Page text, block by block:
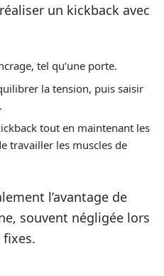
un kickback avec
tel qu’une porte.
la tension, puis saisir
tout en maintenant les
travailler les muscles de
l’avantage de
souvent négligée lors
fixes.